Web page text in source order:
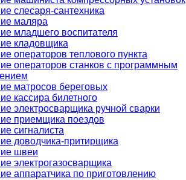
слесаря-сантехника
маляра
младшего воспитателя
кладовщика
операторов теплового пункта
операторов станков с программным
матросов береговых
кассира билетного
электросварщика ручной сварки
приемщика поездов
сигналиста
доводчика-притирщика
швеи
электрогазосварщика
аппаратчика по приготовлению